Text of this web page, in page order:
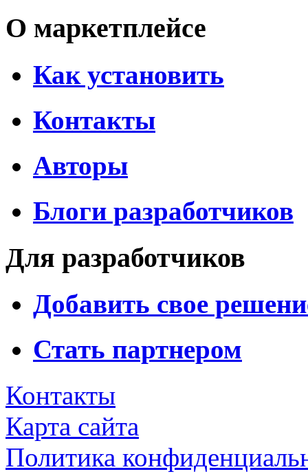
О маркетплейсе
Как установить
Контакты
Авторы
Блоги разработчиков
Для разработчиков
Добавить свое
Стать партнером
Контакты
Карта сайта
Политика